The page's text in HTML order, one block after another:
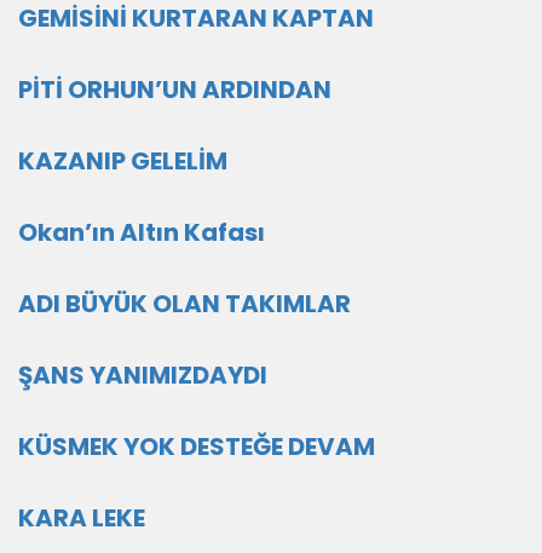
GEMİSİNİ KURTARAN KAPTAN
PİTİ ORHUN’UN ARDINDAN
KAZANIP GELELİM
Okan’ın Altın Kafası
ADI BÜYÜK OLAN TAKIMLAR
ŞANS YANIMIZDAYDI
KÜSMEK YOK DESTEĞE DEVAM
KARA LEKE